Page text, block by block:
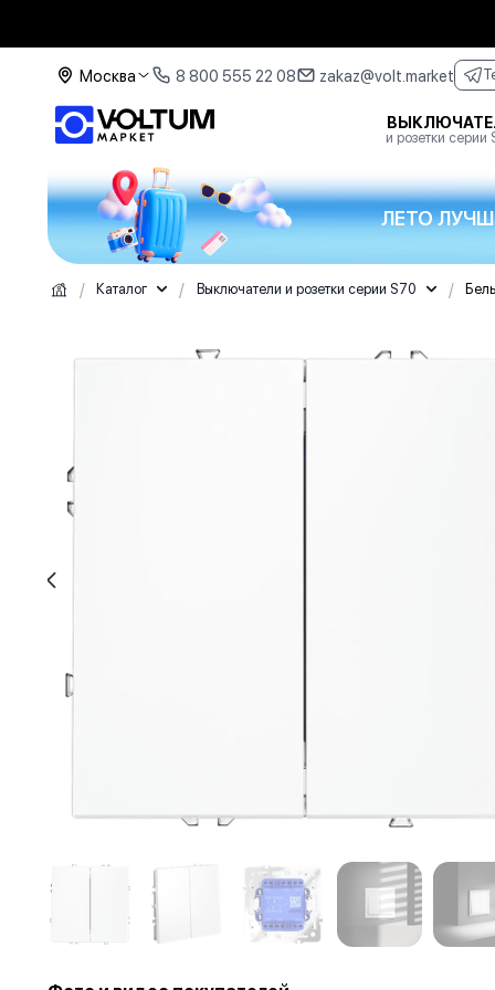
Москва 8 800 555 22 08 zakaz@volt.market
и розетки серии
ЛЕТО
/ Каталог / Выключатели и розетки серии S70 /